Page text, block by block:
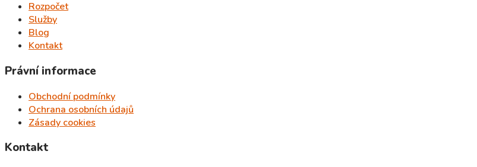
Rozpočet
Služby
Blog
Kontakt
Právní informace
Obchodní podmínky
Ochrana osobních údajů
Zásady cookies
Kontakt